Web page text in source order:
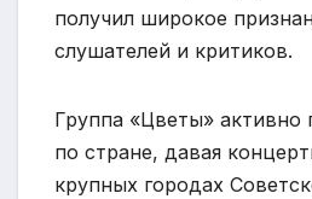
получил широкое
слушателей и критиков.
Группа «Цветы» активно
по стране, давая
крупных городах